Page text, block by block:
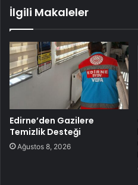
İlgili Makaleler
Edirne’den Gazilere
Temizlik Desteği
Ağustos 8, 2026